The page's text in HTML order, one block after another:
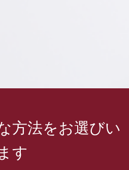
方法をお選びい
す